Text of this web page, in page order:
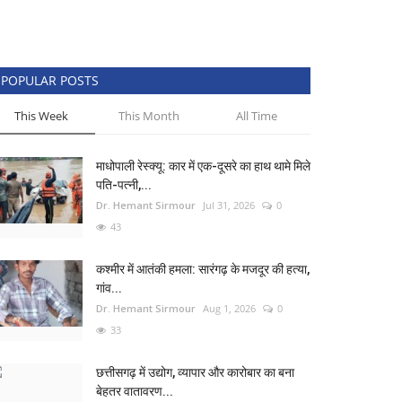
POPULAR POSTS
This Week This Month All Time
माधोपाली रेस्क्यू: कार में एक-दूसरे का हाथ थामे मिले
पति-पत्नी,...
Dr. Hemant Sirmour Jul 31, 2026
0
43
कश्मीर में आतंकी हमला: सारंगढ़ के मजदूर की हत्या,
गांव...
Dr. Hemant Sirmour Aug 1, 2026
0
33
छत्तीसगढ़ में उद्योग, व्यापार और कारोबार का बना
बेहतर वातावरण...